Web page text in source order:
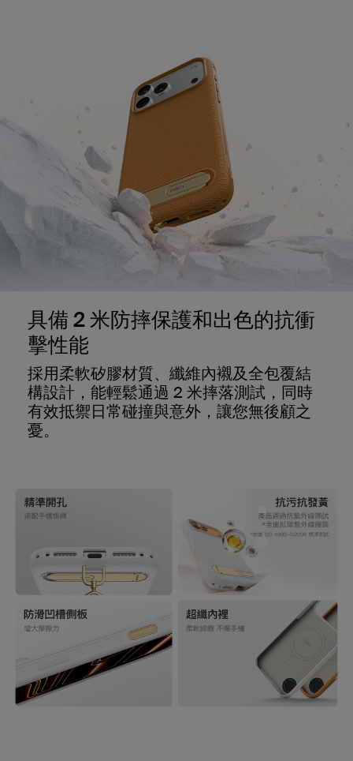
具備 2 米防摔保護和出色的抗衝
擊性能
採用柔軟矽膠材質、纖維內襯及全包覆結
構設計，能輕鬆通過 2 米摔落測試，同時
有效抵禦日常碰撞與意外，讓您無後顧之
憂。